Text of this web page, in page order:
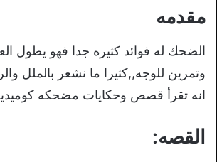
مقدمه
الضحك له فوائد كثيره جدا فهو يطول
وتمرين للوجه,,كثيرا ما نشعر بالملل
انه تقرأ قصص وحكايات مضحكه
القصه: